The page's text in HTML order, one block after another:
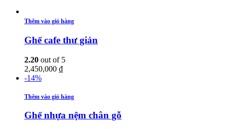
Thêm vào giỏ hàng
Ghế cafe thư giản
2.20 out of 5
2,450,000 ₫
-14%
Thêm vào giỏ hàng
Ghế nhựa nệm chân gỗ